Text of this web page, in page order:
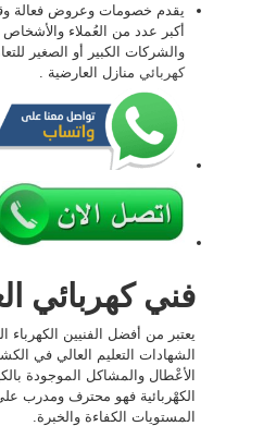
يقدم خصومات وعروض فعالة
أكبر عدد من العُملاء
والشركات الكبير أو الصغير
كهربائي منازل العارضية .
فني كهربائي
يعتبر من أفضل الفنيين
الشهادات التعليم العالي في
الأعْطال والمشاكل الموجودة
الكهْربائية فهو محترف ومدرب
المستويات الكفاءة والخبرة.